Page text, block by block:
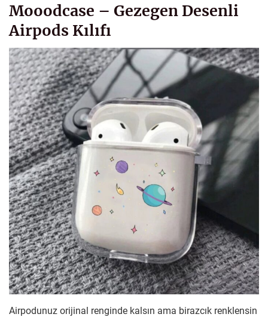
Mooodcase – Gezegen Desenli
Airpods Kılıfı
Airpodunuz orijinal renginde kalsın ama birazcık renklensin